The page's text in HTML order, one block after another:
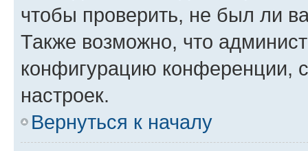
чтобы проверить, не был ли
Также возможно, что
конфигурацию конференции,
настроек.
Вернуться к началу